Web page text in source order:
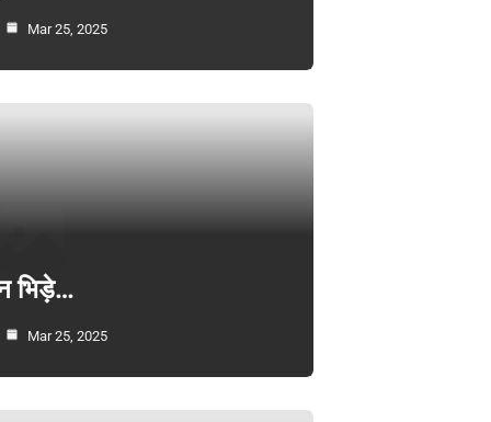
Mar 25, 2025
भिड़े…
Mar 25, 2025